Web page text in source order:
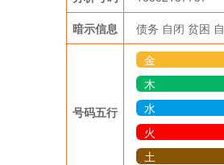
暗示信息
债务 自闭 贫困
号码五行
金
木
水
火
土